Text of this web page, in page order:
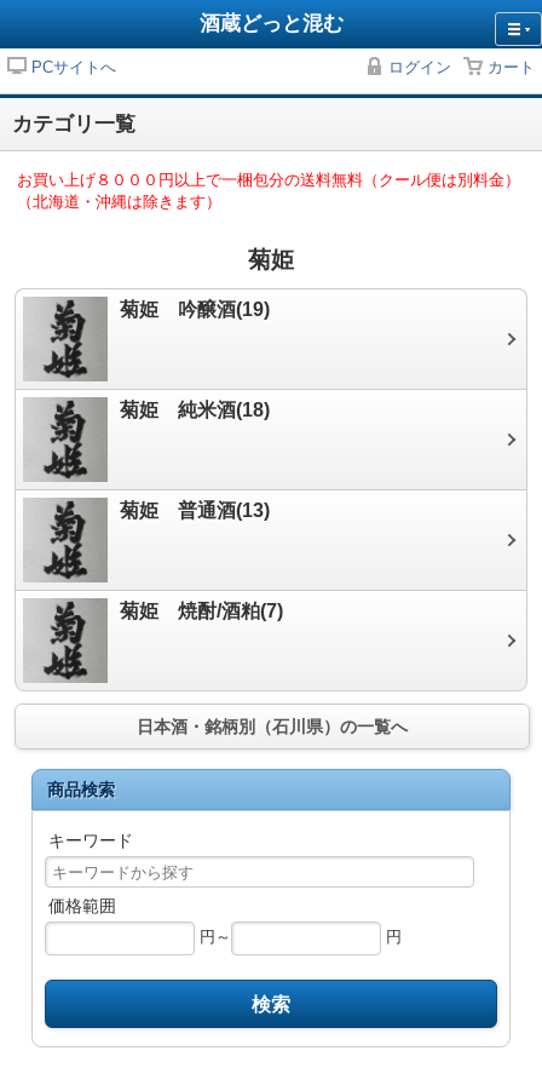
酒蔵どっと混む
PCサイトへ ログイン カート
カテゴリ一覧
お買い上げ８０００円以上で一梱包分の送料無料（クール便は別料金）
（北海道・沖縄は除きます）
菊姫
菊姫 吟醸酒(19)
菊姫 純米酒(18)
菊姫 普通酒(13)
菊姫 焼酎/酒粕(7)
日本酒・銘柄別（石川県）の一覧へ
商品検索
キーワード
価格範囲
円～
円
検索